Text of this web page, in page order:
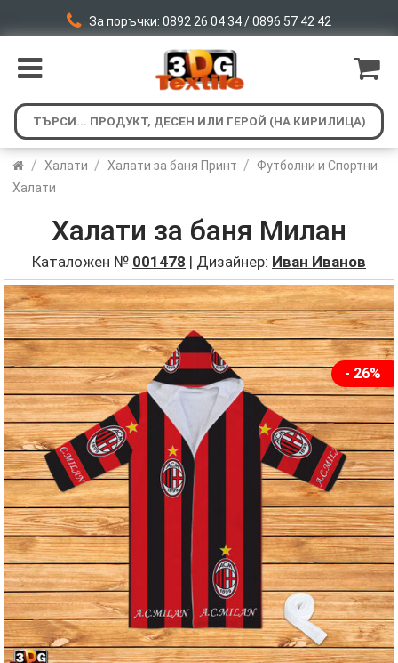
За поръчки: 0892 26 04 34 / 0896 57 42 42
/ Халати / Халати за баня Принт /
Футболни и Спортни
Халати
Халати за баня Милан
Каталожен № 001478 | Дизайнер: Иван Иванов
- 26%